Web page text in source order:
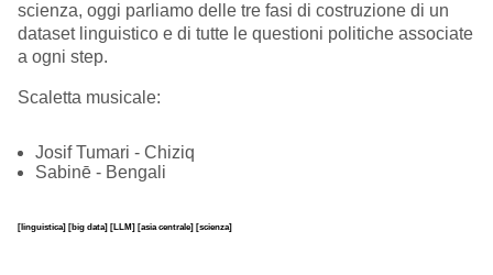
scienza, oggi parliamo delle tre fasi di costruzione di un
dataset linguistico e di tutte le questioni politiche associate
a ogni step.
Scaletta musicale:
Josif Tumari - Chiziq
Sabinē - Bengali
[linguistica] [big data] [LLM] [asia centrale] [scienza]